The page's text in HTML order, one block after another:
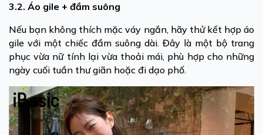
3.2. Áo gile + đầm suông
Nếu bạn không thích mặc váy ngắn, hãy thử kết hợp áo
gile với một chiếc đầm suông dài. Đây là một bộ trang
phục vừa nữ tính lại vừa thoải mái, phù hợp cho những
ngày cuối tuần thư giãn hoặc đi dạo phố.